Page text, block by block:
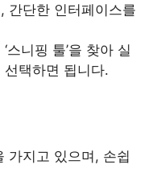
간단한 인터페이스를
스니핑 툴’을 찾아 실
택하면 됩니다.
가지고 있으며, 손쉽